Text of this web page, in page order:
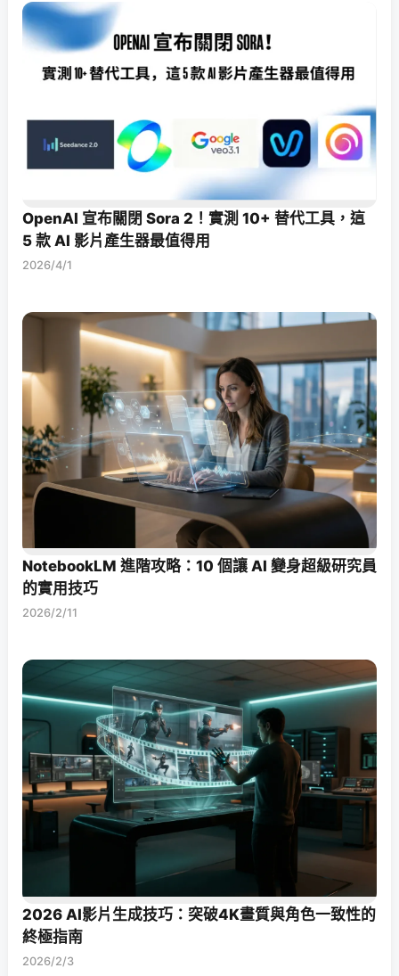
OpenAI 宣布關閉 Sora 2！實測 10+ 替代工具，這
5 款 AI 影片產生器最值得用
2026/4/1
NotebookLM 進階攻略：10 個讓 AI 變身超級研究員
的實用技巧
2026/2/11
2026 AI影片生成技巧：突破4K畫質與角色一致性的
終極指南
2026/2/3